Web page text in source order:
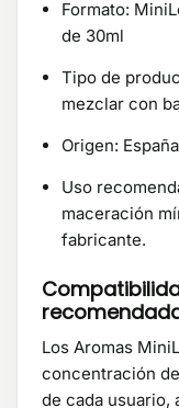
Formato:
de 30ml
Tipo de
mezclar con
Origen: España
Uso
maceración
fabricante.
Los Aromas
concentración
de cada usuario,